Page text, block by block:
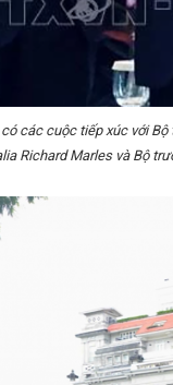
các cuộc tiếp xúc với
Richard Marles và Bộ